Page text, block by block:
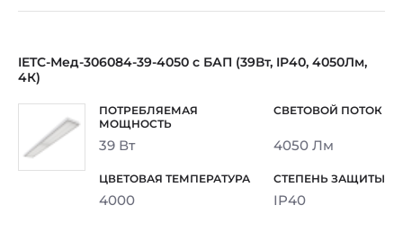
IETC-Мед-306084-39-4050 с БАП (39Вт, IP40, 4050Лм,
4К)
39 Вт 4050 Лм
4000 IP40